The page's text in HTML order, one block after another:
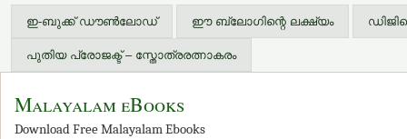
ഇ-ബുക്ക് ഡൗണ്‍ലോഡ് ഈ ബ്ലോഗിന്റെ ലക്ഷ്യം
പുതിയ പ്രോജക്ട് – സ്തോത്രരത്നാകരം
Malayalam eBooks
Download Free Malayalam Ebooks